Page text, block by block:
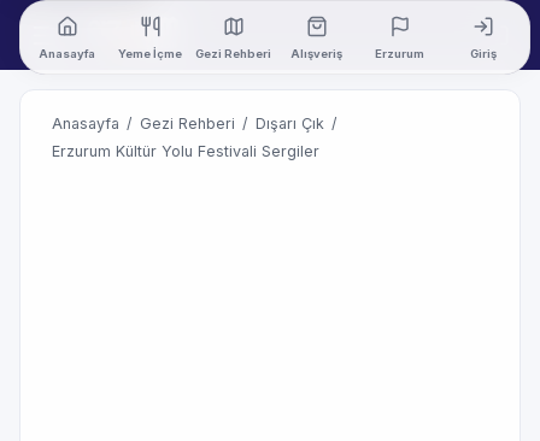
Anasayfa Yeme İçme Gezi Rehberi Alışveriş Erzurum Giriş
Anasayfa / Gezi Rehberi / Dışarı Çık /
Erzurum Kültür Yolu Festivali Sergiler